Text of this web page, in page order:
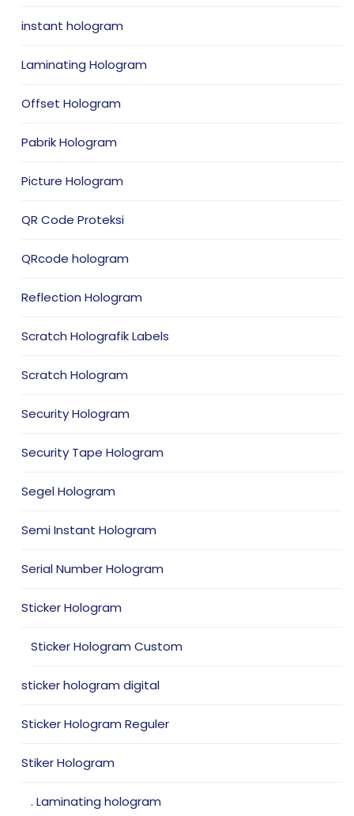
instant hologram
Laminating Hologram
Offset Hologram
Pabrik Hologram
Picture Hologram
QR Code Proteksi
QRcode hologram
Reflection Hologram
Scratch Holografik Labels
Scratch Hologram
Security Hologram
Security Tape Hologram
Segel Hologram
Semi Instant Hologram
Serial Number Hologram
Sticker Hologram
Sticker Hologram Custom
sticker hologram digital
Sticker Hologram Reguler
Stiker Hologram
. Laminating hologram